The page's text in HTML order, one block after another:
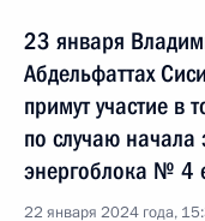
23 января
Абдельфаттах
примут участие в
по случаю начала
энергоблока № 4
22 января 2024 года,